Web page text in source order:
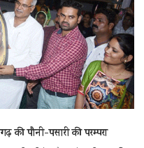
पौनी-पसारी की परम्परा